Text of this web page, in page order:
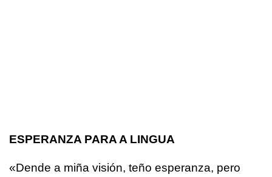
ESPERANZA PARA A LINGUA
«Dende a miña visión, teño esperanza, pero